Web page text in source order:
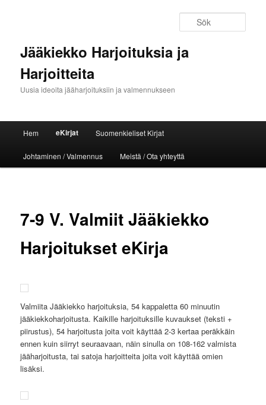
Jääkiekko Harjoituksia ja
Harjoitteita
Uusia ideoita jääharjoituksiin ja valmennukseen
Hoppa till huvudinnehåll
Hoppa till sekundärt innehåll
Hem eKirjat Suomenkieliset Kirjat
Johtaminen / Valmennus Meistä / Ota yhteyttä
7-9 V. Valmiit Jääkiekko
Harjoitukset eKirja
Valmiita Jääkiekko harjoituksia, 54 kappaletta 60 minuutin
jääkiekkoharjoitusta. Kaikille harjoituksille kuvaukset (teksti +
piirustus), 54 harjoitusta joita voit käyttää 2-3 kertaa peräkkäin
ennen kuin siirryt seuraavaan, näin sinulla on 108-162 valmista
jääharjoitusta, tai satoja harjoitteita joita voit käyttää omien
lisäksi.